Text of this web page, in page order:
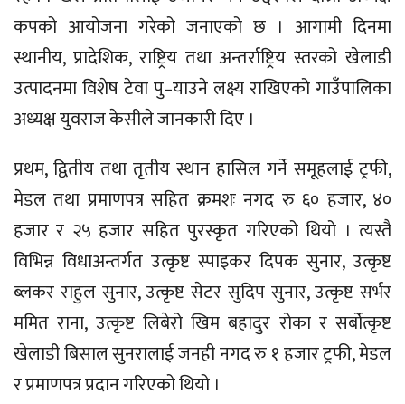
कपको आयोजना गरेको जनाएको छ । आगामी दिनमा
स्थानीय, प्रादेशिक, राष्ट्रिय तथा अन्तर्राष्ट्रिय स्तरको खेलाडी
उत्पादनमा विशेष टेवा पु–याउने लक्ष्य राखिएको गाउँपालिका
अध्यक्ष युवराज केसीले जानकारी दिए ।
प्रथम, द्वितीय तथा तृतीय स्थान हासिल गर्ने समूहलाई ट्रफी,
मेडल तथा प्रमाणपत्र सहित क्रमशः नगद रु ६० हजार, ४०
हजार र २५ हजार सहित पुरस्कृत गरिएको थियो । त्यस्तै
विभिन्न विधाअन्तर्गत उत्कृष्ट स्पाइकर दिपक सुनार, उत्कृष्ट
ब्लकर राहुल सुनार, उत्कृष्ट सेटर सुदिप सुनार, उत्कृष्ट सर्भर
ममित राना, उत्कृष्ट लिबेरो खिम बहादुर रोका र सर्बोत्कृष्ट
खेलाडी बिसाल सुनरालाई जनही नगद रु १ हजार ट्रफी, मेडल
र प्रमाणपत्र प्रदान गरिएको थियो ।